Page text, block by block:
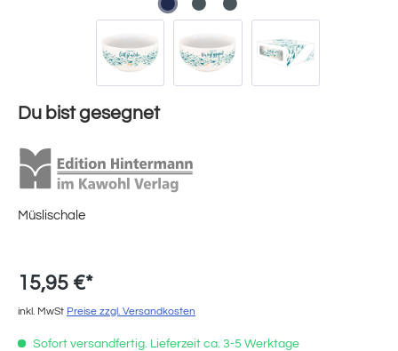
Du bist gesegnet
Müslischale
15,95 €*
inkl. MwSt Preise zzgl. Versandkosten
Sofort versandfertig. Lieferzeit ca. 3-5 Werktage